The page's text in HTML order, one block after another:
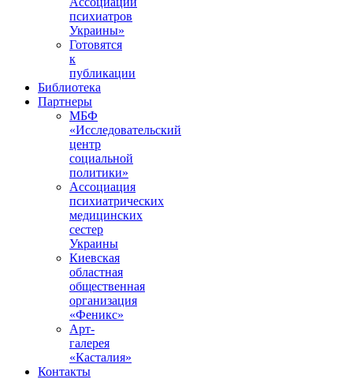
психиатров
Украины»
Готовятся
к
публикации
Библиотека
Партнеры
МБФ
«Исследовательский
центр
социальной
политики»
Ассоциация
психиатрических
медицинских
сестер
Украины
Киевская
областная
общественная
организация
«Феникс»
Арт-
галерея
«Касталия»
Контакты